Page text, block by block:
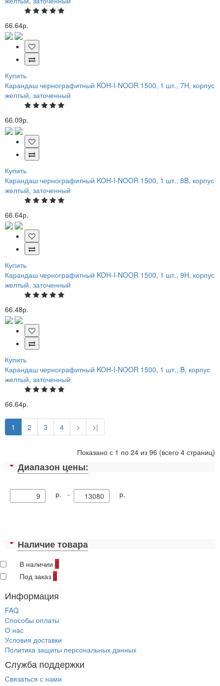
66.64р.
Купить
Карандаш чернографитный KOH-I-NOOR 1500, 1 шт., 7H, корпус
желтый, заточенный
66.09р.
Купить
Карандаш чернографитный KOH-I-NOOR 1500, 1 шт., 8B, корпус
желтый, заточенный
66.64р.
Купить
Карандаш чернографитный KOH-I-NOOR 1500, 1 шт., 9H, корпус
желтый, заточенный
66.48р.
Купить
Карандаш чернографитный KOH-I-NOOR 1500, 1 шт., B, корпус
желтый, заточенный
66.64р.
1 2 3 4 > >|
Показано с 1 по 24 из 96 (всего 4 страниц)
Диапазон цены:
р. - р.
Наличие товара
В наличии 0
Под заказ 0
Информация
FAQ
Способы оплаты
О нас
Условия доставки
Политика защиты персональных данных
Служба поддержки
Связаться с нами